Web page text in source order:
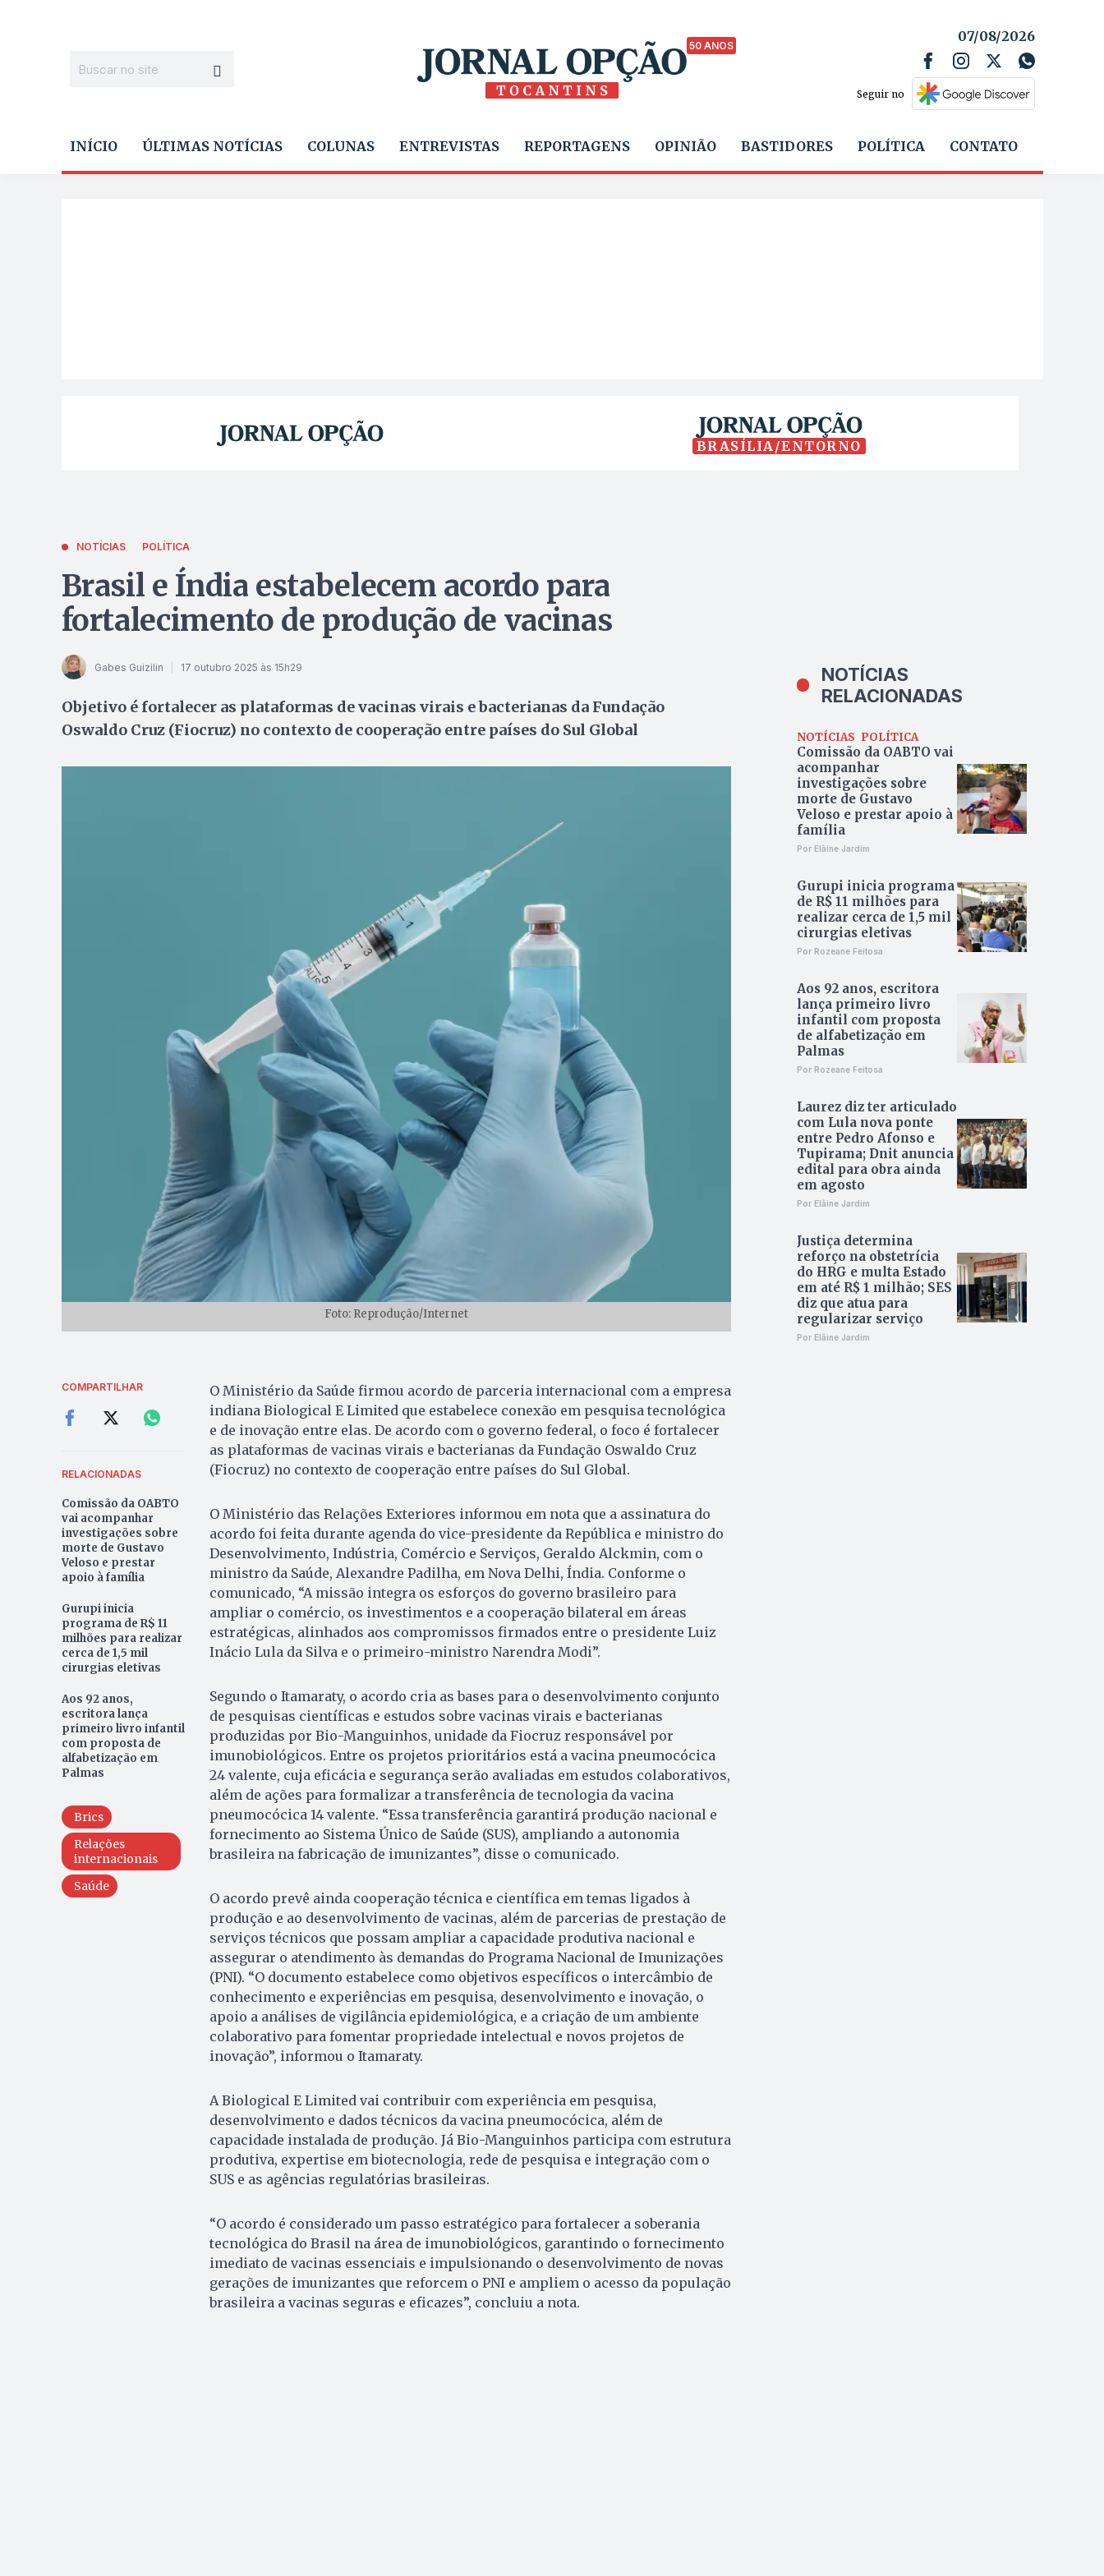
50 ANOS
07/08/2026
Seguir no
INÍCIO ÚLTIMAS NOTÍCIAS COLUNAS ENTREVISTAS REPORTAGENS OPINIÃO BASTIDORES POLÍTICA CONTATO
BRASÍLIA/ENTORNO
NOTÍCIAS POLÍTICA
Brasil e Índia estabelecem acordo para
fortalecimento de produção de vacinas
Gabes Guizilin 17 outubro 2025 às 15h29
Objetivo é fortalecer as plataformas de vacinas virais e bacterianas da Fundação
Oswaldo Cruz (Fiocruz) no contexto de cooperação entre países do Sul Global
Foto: Reprodução/Internet
COMPARTILHAR
RELACIONADAS
Comissão da OABTO
vai acompanhar
investigações sobre
morte de Gustavo
Veloso e prestar
apoio à família
Gurupi inicia
programa de R$ 11
milhões para realizar
cerca de 1,5 mil
cirurgias eletivas
Aos 92 anos,
escritora lança
primeiro livro infantil
com proposta de
alfabetização em
Palmas
Brics
Relações
internacionais
Saúde
O Ministério da Saúde firmou acordo de parceria internacional com a empresa
indiana Biological E Limited que estabelece conexão em pesquisa tecnológica
e de inovação entre elas. De acordo com o governo federal, o foco é fortalecer
as plataformas de vacinas virais e bacterianas da Fundação Oswaldo Cruz
(Fiocruz) no contexto de cooperação entre países do Sul Global.
O Ministério das Relações Exteriores informou em nota que a assinatura do
acordo foi feita durante agenda do vice-presidente da República e ministro do
Desenvolvimento, Indústria, Comércio e Serviços, Geraldo Alckmin, com o
ministro da Saúde, Alexandre Padilha, em Nova Delhi, Índia. Conforme o
comunicado, “A missão integra os esforços do governo brasileiro para
ampliar o comércio, os investimentos e a cooperação bilateral em áreas
estratégicas, alinhados aos compromissos firmados entre o presidente Luiz
Inácio Lula da Silva e o primeiro-ministro Narendra Modi”.
Segundo o Itamaraty, o acordo cria as bases para o desenvolvimento conjunto
de pesquisas científicas e estudos sobre vacinas virais e bacterianas
produzidas por Bio-Manguinhos, unidade da Fiocruz responsável por
imunobiológicos. Entre os projetos prioritários está a vacina pneumocócica
24 valente, cuja eficácia e segurança serão avaliadas em estudos colaborativos,
além de ações para formalizar a transferência de tecnologia da vacina
pneumocócica 14 valente. “Essa transferência garantirá produção nacional e
fornecimento ao Sistema Único de Saúde (SUS), ampliando a autonomia
brasileira na fabricação de imunizantes”, disse o comunicado.
O acordo prevê ainda cooperação técnica e científica em temas ligados à
produção e ao desenvolvimento de vacinas, além de parcerias de prestação de
serviços técnicos que possam ampliar a capacidade produtiva nacional e
assegurar o atendimento às demandas do Programa Nacional de Imunizações
(PNI). “O documento estabelece como objetivos específicos o intercâmbio de
conhecimento e experiências em pesquisa, desenvolvimento e inovação, o
apoio a análises de vigilância epidemiológica, e a criação de um ambiente
colaborativo para fomentar propriedade intelectual e novos projetos de
inovação”, informou o Itamaraty.
A Biological E Limited vai contribuir com experiência em pesquisa,
desenvolvimento e dados técnicos da vacina pneumocócica, além de
capacidade instalada de produção. Já Bio-Manguinhos participa com estrutura
produtiva, expertise em biotecnologia, rede de pesquisa e integração com o
SUS e as agências regulatórias brasileiras.
“O acordo é considerado um passo estratégico para fortalecer a soberania
tecnológica do Brasil na área de imunobiológicos, garantindo o fornecimento
imediato de vacinas essenciais e impulsionando o desenvolvimento de novas
gerações de imunizantes que reforcem o PNI e ampliem o acesso da população
brasileira a vacinas seguras e eficazes”, concluiu a nota.
NOTÍCIAS
RELACIONADAS
NOTÍCIAS POLÍTICA
Comissão da OABTO vai
acompanhar
investigações sobre
morte de Gustavo
Veloso e prestar apoio à
família
Por Elâine Jardim
Gurupi inicia programa
de R$ 11 milhões para
realizar cerca de 1,5 mil
cirurgias eletivas
Por Rozeane Feitosa
Aos 92 anos, escritora
lança primeiro livro
infantil com proposta
de alfabetização em
Palmas
Por Rozeane Feitosa
Laurez diz ter articulado
com Lula nova ponte
entre Pedro Afonso e
Tupirama; Dnit anuncia
edital para obra ainda
em agosto
Por Elâine Jardim
Justiça determina
reforço na obstetrícia
do HRG e multa Estado
em até R$ 1 milhão; SES
diz que atua para
regularizar serviço
Por Elâine Jardim